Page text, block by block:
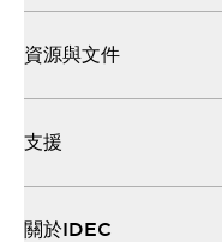
資源與文件
支援
關於IDEC